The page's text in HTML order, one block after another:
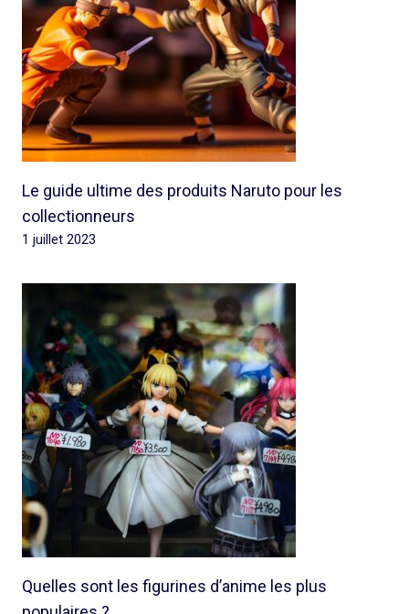
Le guide ultime des produits Naruto pour les
collectionneurs
1 juillet 2023
Quelles sont les figurines d’anime les plus